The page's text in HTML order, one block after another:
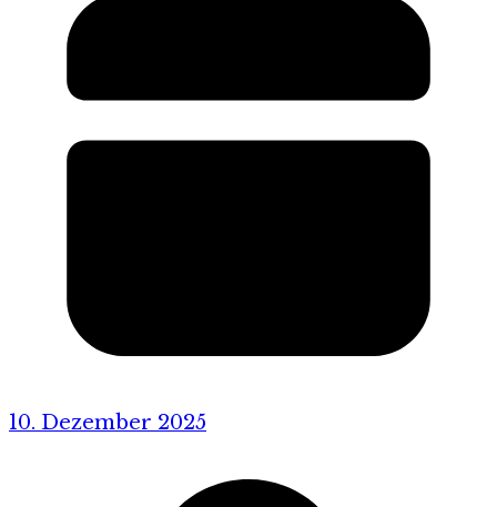
10. Dezember 2025